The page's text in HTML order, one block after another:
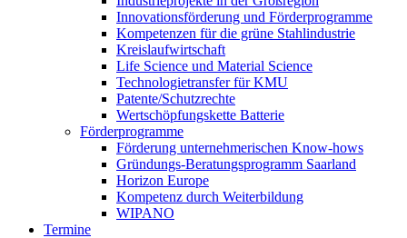
Innovationsförderung und Förderprogramme
Kompetenzen für die grüne Stahlindustrie
Kreislaufwirtschaft
Life Science und Material Science
Technologietransfer für KMU
Patente/Schutzrechte
Wertschöpfungskette Batterie
Förderprogramme
Förderung unternehmerischen Know-hows
Gründungs-Beratungsprogramm Saarland
Horizon Europe
Kompetenz durch Weiterbildung
WIPANO
Termine